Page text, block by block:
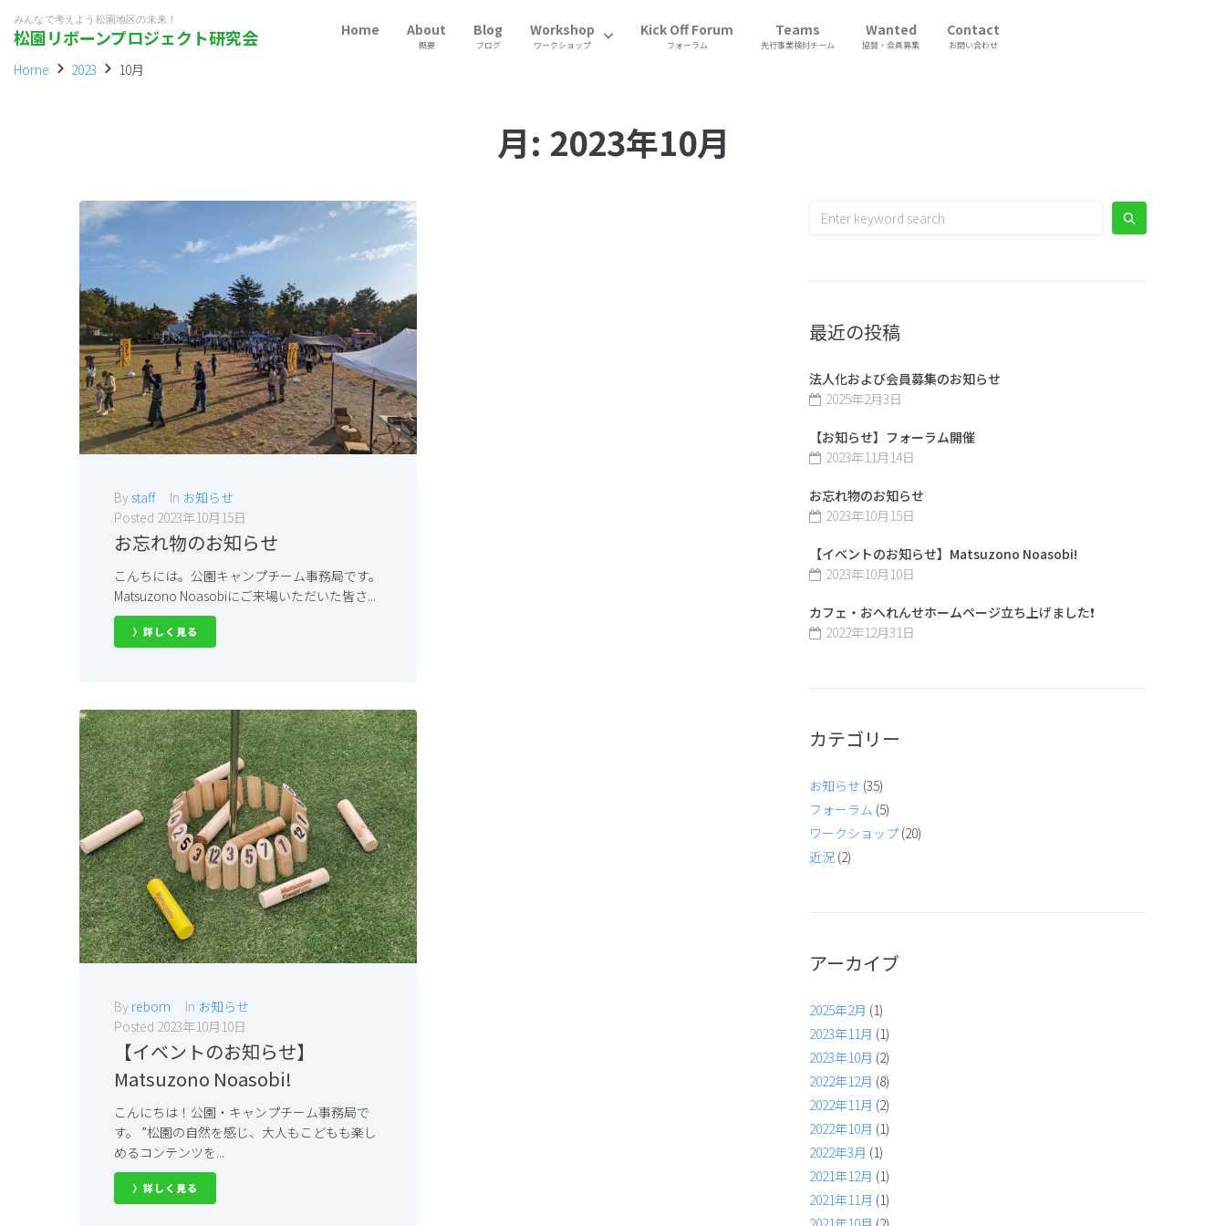
みんなで考えよう松園地区の未来！
松園リボーンプロジェクト研究会 Home About
概要
Blog
ブログ
Workshop
ワークショップ
Kick Off Forum
フォーラム
Teams
先行事業検討チーム
Wanted
協賛・会員募集
Contact
お問い合わせ
Home 2023 10月
月: 2023年10月
By staff In お知らせ
Posted 2023年10月15日
お忘れ物のお知らせ
こんちには。公園キャンプチーム事務局です。
Matsuzono Noasobiにご来場いただいた皆さ...
〉詳しく見る
By reborn In お知らせ
Posted 2023年10月10日
【イベントのお知らせ】
Matsuzono Noasobi!
こんにちは！公園・キャンプチーム事務局で
す。 ”松園の自然を感じ、大人もこどもも楽し
めるコンテンツを...
〉詳しく見る
最近の投稿
法人化および会員募集のお知らせ
2025年2月3日
【お知らせ】フォーラム開催
2023年11月14日
お忘れ物のお知らせ
2023年10月15日
【イベントのお知らせ】Matsuzono Noasobi!
2023年10月10日
カフェ・おへれんせホームページ立ち上げました❗️
2022年12月31日
カテゴリー
お知らせ (35)
フォーラム (5)
ワークショップ (20)
近況 (2)
アーカイブ
2025年2月 (1)
2023年11月 (1)
2023年10月 (2)
2022年12月 (8)
2022年11月 (2)
2022年10月 (1)
2022年3月 (1)
2021年12月 (1)
2021年11月 (1)